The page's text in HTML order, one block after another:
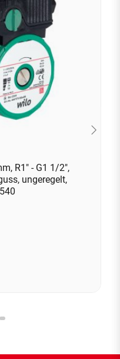
R1" - G1 1/2",
ungeregelt,